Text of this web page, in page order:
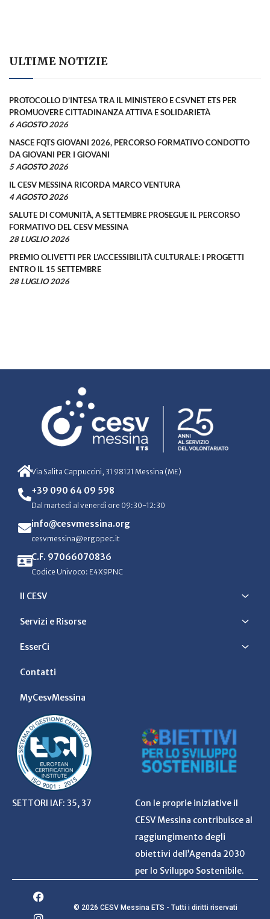
ULTIME NOTIZIE
PROTOCOLLO D’INTESA TRA IL MINISTERO E CSVNET ETS PER
PROMUOVERE CITTADINANZA ATTIVA E SOLIDARIETÀ
6 AGOSTO 2026
NASCE FQTS GIOVANI 2026, PERCORSO FORMATIVO CONDOTTO
DA GIOVANI PER I GIOVANI
5 AGOSTO 2026
IL CESV MESSINA RICORDA MARCO VENTURA
4 AGOSTO 2026
SALUTE DI COMUNITÀ, A SETTEMBRE PROSEGUE IL PERCORSO
FORMATIVO DEL CESV MESSINA
28 LUGLIO 2026
PREMIO OLIVETTI PER L’ACCESSIBILITÀ CULTURALE: I PROGETTI
ENTRO IL 15 SETTEMBRE
28 LUGLIO 2026
Via Salita Cappuccini, 31 98121 Messina (ME)
+39 090 64 09 598
Dal martedì al venerdì ore 09:30-12:30
info@cesvmessina.org
cesvmessina@ergopec.it
C.F. 97066070836
Codice Univoco: E4X9PNC
Il CESV
Servizi e Risorse
EsserCi
Contatti
MyCesvMessina
SETTORI IAF: 35, 37
Con le proprie iniziative il
CESV Messina contribuisce al
raggiungimento degli
obiettivi dell’Agenda 2030
per lo Sviluppo Sostenibile.
© 2026 CESV Messina ETS - Tutti i diritti riservati